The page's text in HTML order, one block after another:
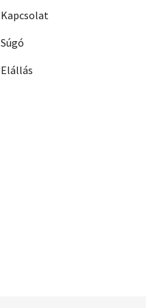
Kapcsolat
Súgó
Elállás